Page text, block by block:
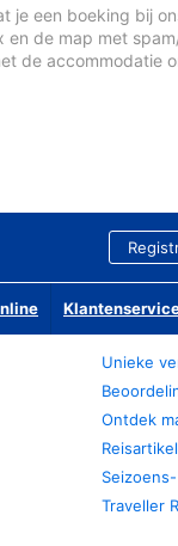
je een boeking bij
en de map met
de accommodatie
Unieke
Ontdek
Traveller